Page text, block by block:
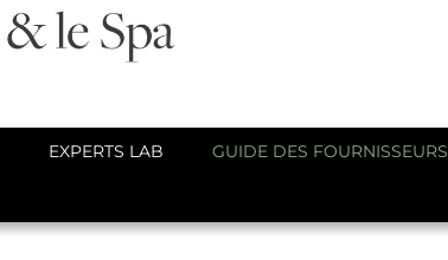
EXPERTS LAB GUIDE DES FOURNISSEURS